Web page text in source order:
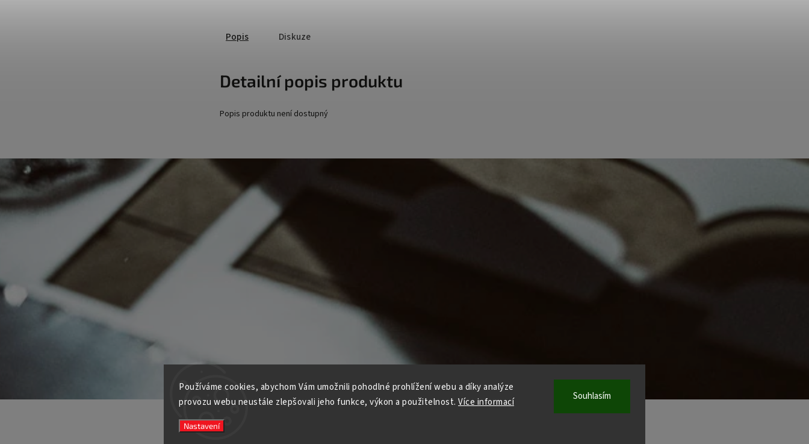
Používáme cookies, abychom Vám umožnili pohodlné prohlížení webu a díky analýze
provozu webu neustále zlepšovali jeho funkce, výkon a použitelnost. Více informací
Nastavení
Souhlasím
Popis Diskuze
Detailní popis produktu
Popis produktu není dostupný